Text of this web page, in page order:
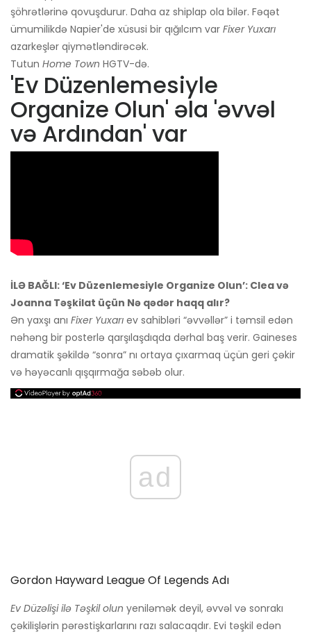
şöhrətlərinə qovuşdurur. Daha az shiplap ola bilər. Fəqət
ümumilikdə Napier'de xüsusi bir qığılcım var Fixer Yuxarı
azarkeşlər qiymətləndirəcək.
Tutun Home Town HGTV-də.
'Ev Düzenlemesiyle
Organize Olun' əla 'əvvəl
və Ardından' var
İLƏ BAĞLI: ‘Ev Düzenlemesiyle Organize Olun’: Clea və
Joanna Təşkilat üçün Nə qədər haqq alır?
Ən yaxşı anı Fixer Yuxarı ev sahibləri “əvvəllər” i təmsil edən
nəhəng bir posterlə qarşılaşdıqda dərhal baş verir. Gaineses
dramatik şəkildə “sonra” nı ortaya çıxarmaq üçün geri çəkir
və həyəcanlı qışqırmağa səbəb olur.
ad
Gordon Hayward League Of Legends Adı
Ev Düzəlişi ilə Təşkil olun yeniləmək deyil, əvvəl və sonrakı
çəkilişlərin pərəstişkarlarını razı salacaqdır. Evi təşkil edən